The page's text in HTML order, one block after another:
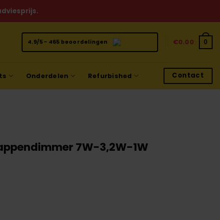
4.9/5 - 465 beoordelingen €0.00 0
Onderdelen Refurbished Contact
7W-3,2W-1W